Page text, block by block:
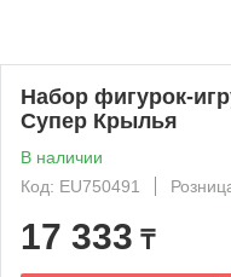
Набор фигурок-
Супер Крылья
В наличии
Код: EU750491
17 333 ₸